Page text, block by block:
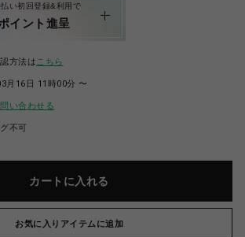
い初回登録&利用で
イント進呈
方法は こちら
月16日 11時00分 〜
問い合わせる
不可
カートに入れる
お気に入りアイテムに追加